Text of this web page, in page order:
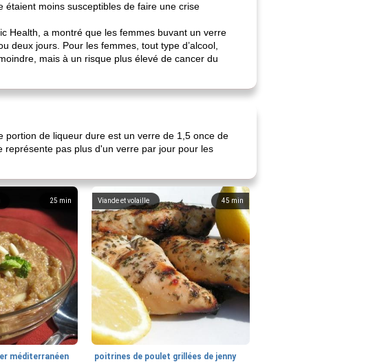
moins susceptibles de faire une crise
Health, a montré que les femmes buvant un verre
deux jours. Pour les femmes, tout type d’alcool,
mais à un risque plus élevé de cancer du
portion de liqueur dure est un verre de 1,5 once de
pas plus d'un verre par jour pour les
25 min
méditerranéen
45 min
Viande et volaille
poitrines de poulet grillées de jenny